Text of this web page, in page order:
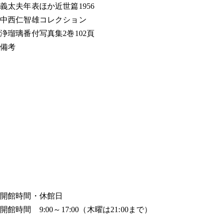
義太夫年表ほか近世篇1956
中西仁智雄コレクション
浄瑠璃番付写真集2巻102頁
備考
開館時間・休館日
開館時間 9:00～17:00（木曜は21:00まで）